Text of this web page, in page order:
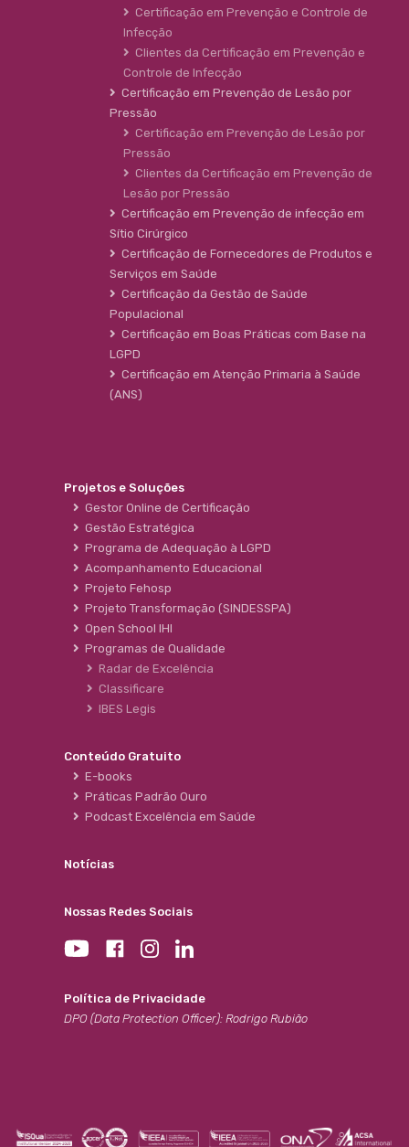
Certificação em Prevenção e Controle de
Infecção
Clientes da Certificação em Prevenção e
Controle de Infecção
Certificação em Prevenção de Lesão por
Pressão
Certificação em Prevenção de Lesão por
Pressão
Clientes da Certificação em Prevenção de
Lesão por Pressão
Certificação em Prevenção de infecção em
Sítio Cirúrgico
Certificação de Fornecedores de Produtos e
Serviços em Saúde
Certificação da Gestão de Saúde
Populacional
Certificação em Boas Práticas com Base na
LGPD
Certificação em Atenção Primaria à Saúde
(ANS)
Projetos e Soluções
Gestor Online de Certificação
Gestão Estratégica
Programa de Adequação à LGPD
Acompanhamento Educacional
Projeto Fehosp
Projeto Transformação (SINDESSPA)
Open School IHI
Programas de Qualidade
Radar de Excelência
Classificare
IBES Legis
Conteúdo Gratuito
E-books
Práticas Padrão Ouro
Podcast Excelência em Saúde
Notícias
Nossas Redes Sociais
Política de Privacidade
DPO (Data Protection Officer): Rodrigo Rubião